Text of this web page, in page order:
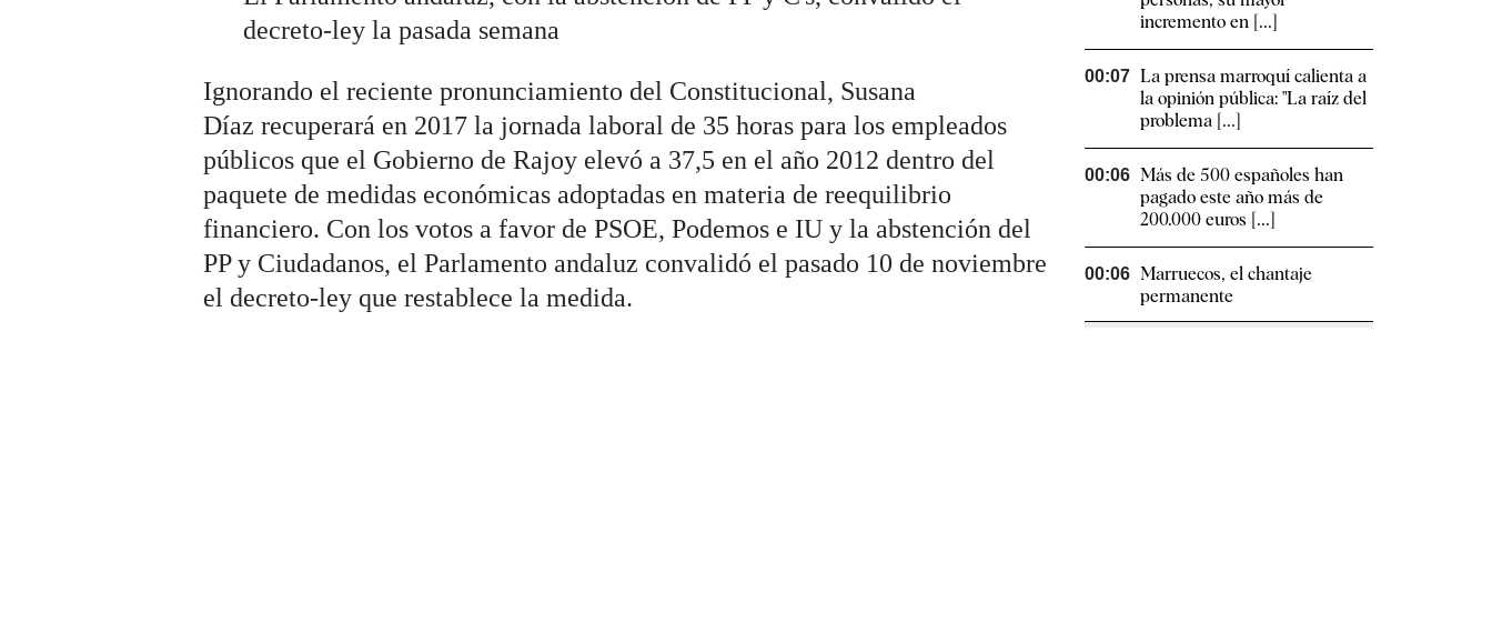
decreto-ley la pasada semana
Ignorando el reciente pronunciamiento del Constitucional, Susana
Díaz recuperará en 2017 la jornada laboral de 35 horas para los empleados
públicos que el Gobierno de Rajoy elevó a 37,5 en el año 2012 dentro del
paquete de medidas económicas adoptadas en materia de reequilibrio
financiero. Con los votos a favor de PSOE, Podemos e IU y la abstención del
PP y Ciudadanos, el Parlamento andaluz convalidó el pasado 10 de noviembre
el decreto-ley que restablece la medida.
incremento en [...]
00:07 La prensa marroquí calienta a
la opinión pública: "La raíz del
problema [...]
00:06 Más de 500 españoles han
pagado este año más de
200.000 euros [...]
00:06 Marruecos, el chantaje
permanente